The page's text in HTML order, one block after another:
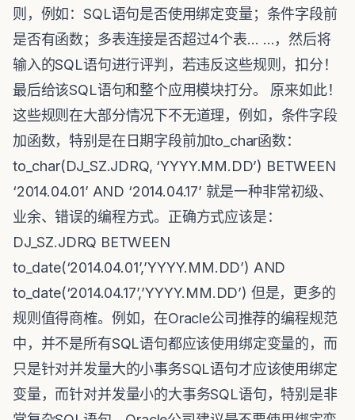
则，例如：SQL语句是否使用绑定变量；条件字段前
是否有函数；多表连接是否超过4个表… …，然后将
输入的SQL语句进行评判，若违反这些规则，扣分！
最后给该SQL语句和整个应用模块打分。 原来如此！
这些规则在大部分情况下不无道理，例如，条件字段
加函数，特别是在日期字段前加to_char函数：
to_char(DJ_SZ.JDRQ, ‘YYYY.MM.DD’) BETWEEN
‘2014.04.01’ AND ‘2014.04.17’ 就是一种非常初级、
业余、错误的编程方式。正确方式应该是：
DJ_SZ.JDRQ BETWEEN
to_date(‘2014.04.01’,’YYYY.MM.DD’) AND
to_date(‘2014.04.17’,’YYYY.MM.DD’) 但是，更多的
规则值得商榷。例如，在Oracle公司推荐的编程规范
中，并不是所有SQL语句都应该使用绑定变量的，而
只是针对并发量大的小事务SQL语句才应该使用绑定
变量，而针对并发量小的大事务SQL语句，特别是非